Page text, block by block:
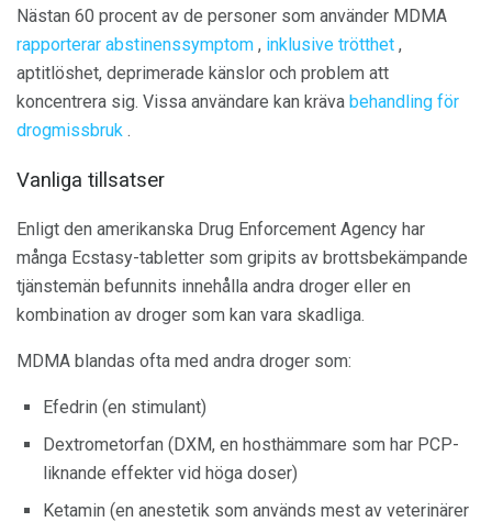
Nästan 60 procent av de personer som använder MDMA
rapporterar abstinenssymptom , inklusive trötthet ,
aptitlöshet, deprimerade känslor och problem att
koncentrera sig. Vissa användare kan kräva behandling för
drogmissbruk .
Vanliga tillsatser
Enligt den amerikanska Drug Enforcement Agency har
många Ecstasy-tabletter som gripits av brottsbekämpande
tjänstemän befunnits innehålla andra droger eller en
kombination av droger som kan vara skadliga.
MDMA blandas ofta med andra droger som:
Efedrin (en stimulant)
Dextrometorfan (DXM, en hosthämmare som har PCP-
liknande effekter vid höga doser)
Ketamin (en anestetik som används mest av veterinärer